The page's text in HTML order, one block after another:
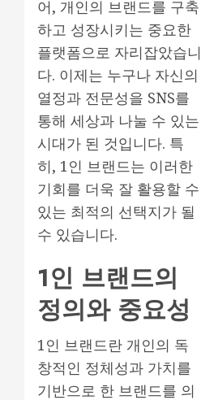
어, 개인의 브랜드를 구축
하고 성장시키는 중요한
플랫폼으로 자리잡았습니
다. 이제는 누구나 자신의
열정과 전문성을 SNS를
통해 세상과 나눌 수 있는
시대가 된 것입니다. 특
히, 1인 브랜드는 이러한
기회를 더욱 잘 활용할 수
있는 최적의 선택지가 될
수 있습니다.
1인 브랜드의
정의와 중요성
1인 브랜드란 개인의 독
창적인 정체성과 가치를
기반으로 한 브랜드를 의